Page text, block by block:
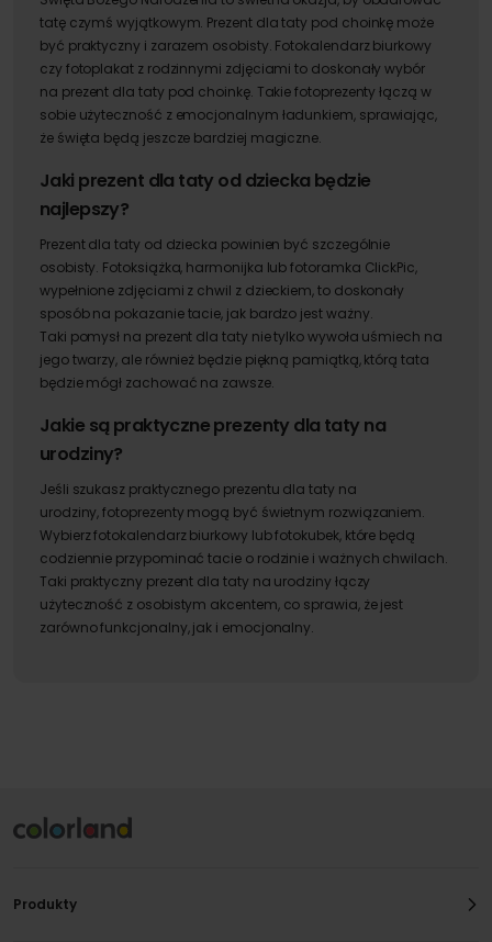
tatę czymś wyjątkowym. Prezent dla taty pod choinkę może
być praktyczny i zarazem osobisty. Fotokalendarz biurkowy
czy fotoplakat z rodzinnymi zdjęciami to doskonały wybór
na prezent dla taty pod choinkę. Takiefotoprezenty łączą w
sobie użyteczność z emocjonalnym ładunkiem, sprawiając,
że święta będą jeszcze bardziej magiczne.
Jaki prezent dla taty od dziecka będzie
najlepszy?
Prezent dla taty od dziecka powinien być szczególnie
osobisty. Fotoksiążka, harmonijka lub fotoramka ClickPic,
wypełnione zdjęciami z chwil z dzieckiem, to doskonały
sposób na pokazanie tacie, jak bardzo jest ważny.
Taki pomysł na prezent dla taty nie tylko wywoła uśmiech na
jego twarzy, ale również będzie piękną pamiątką, którą tata
będzie mógł zachować na zawsze.
Jakie są praktyczne prezenty dla taty na
urodziny?
Jeśli szukasz praktycznego prezentu dla taty na
urodziny,fotoprezenty mogą być świetnym rozwiązaniem.
Wybierz fotokalendarz biurkowy lub fotokubek, które będą
codziennie przypominać tacie o rodzinie i ważnych chwilach.
Taki praktyczny prezent dla taty na urodziny łączy
użyteczność z osobistym akcentem, co sprawia, że jest
zarówno funkcjonalny, jak i emocjonalny.
Produkty